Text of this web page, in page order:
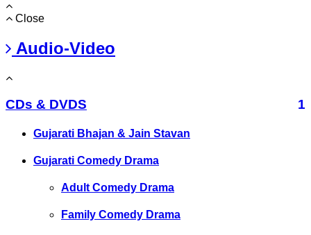
Close
Audio-Video
CDs & DVDS 1
Gujarati Bhajan & Jain Stavan
Gujarati Comedy Drama
Adult Comedy Drama
Family Comedy Drama